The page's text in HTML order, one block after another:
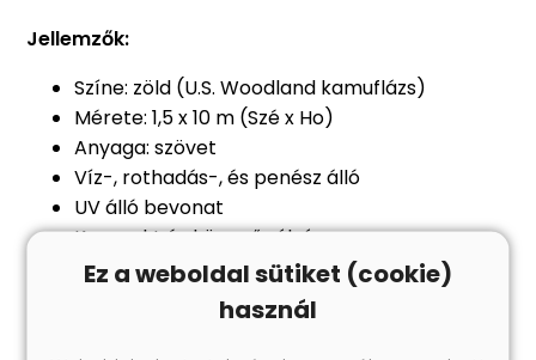
Jellemzők:
Színe: zöld (U.S. Woodland kamuflázs)
Mérete: 1,5 x 10 m (Szé x Ho)
Anyaga: szövet
Víz-, rothadás-, és penész álló
UV álló bevonat
Kompakt és könnyű súlyú
Gyors száradás
Tárolózsákot tartalmaz
Ideális vadászathoz, paintballhoz, airsofthoz,
Ez a weboldal sütiket (cookie)
használ